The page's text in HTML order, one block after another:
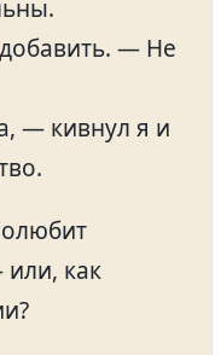
— Не
— кивнул я и
как